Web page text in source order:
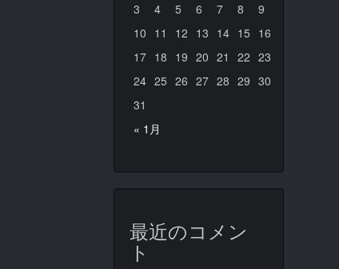
« 1月
3
4 5 6 7 8
9
10 11 12 13 14 15 16
17 18 19 20 21 22 23
24 25 26 27 28 29 30
31
最近のコメン
ト